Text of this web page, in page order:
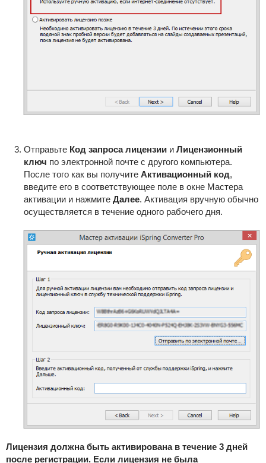
Отправьте Код запроса лицензиии Лицензионный
ключ по электронной почте с другого компьютера.
После того как вы получитеАктивационный код,
введите его в соответствующее поле в окне Мастера
активации и нажмите Далее. Активация вручную обычно
осуществляется в течение одного рабочего дня.
Лицензия должна быть активирована в течение 3 дней
после регистрации. Если лицензия не была